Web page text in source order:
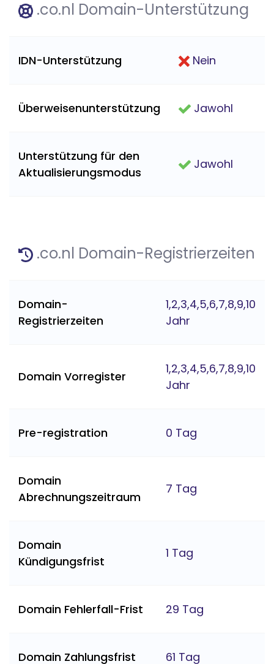
.co.nl Domain-Unterstützung
IDN-Unterstützung Nein
Überweisenunterstützung Jawohl
Unterstützung für den
Aktualisierungsmodus
Jawohl
.co.nl Domain-Registrierzeiten
Domain-
Registrierzeiten
1,2,3,4,5,6,7,8,9,10
Jahr
Domain Vorregister
1,2,3,4,5,6,7,8,9,10
Jahr
Pre-registration 0 Tag
Domain
Abrechnungszeitraum
7 Tag
Domain
Kündigungsfrist
1 Tag
Domain Fehlerfall-Frist 29 Tag
Domain Zahlungsfrist 61 Tag